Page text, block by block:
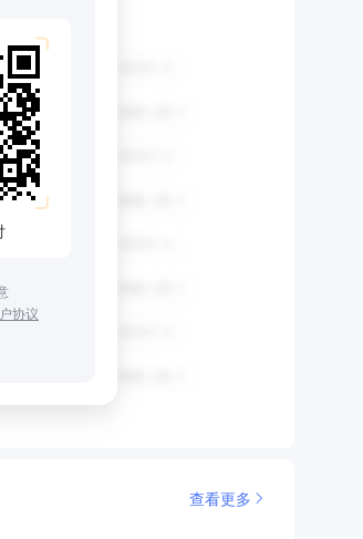
协议
查看更多